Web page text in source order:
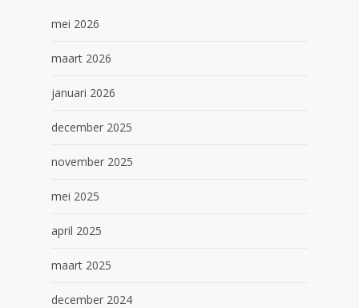
mei 2026
maart 2026
januari 2026
december 2025
november 2025
mei 2025
april 2025
maart 2025
december 2024